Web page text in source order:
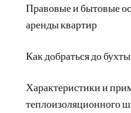
Правовые и бытовые
аренды квартир
Как добраться до
Характеристики и
теплоизоляционного